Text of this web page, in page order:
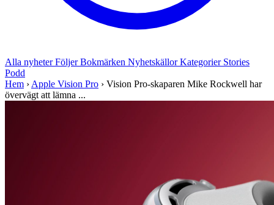
Alla nyheterFöljerBokmärken NyhetskällorKategorier Stories
Podd
Hem › Apple Vision Pro › Vision Pro-skaparen Mike Rockwell har
övervägt att lämna ...